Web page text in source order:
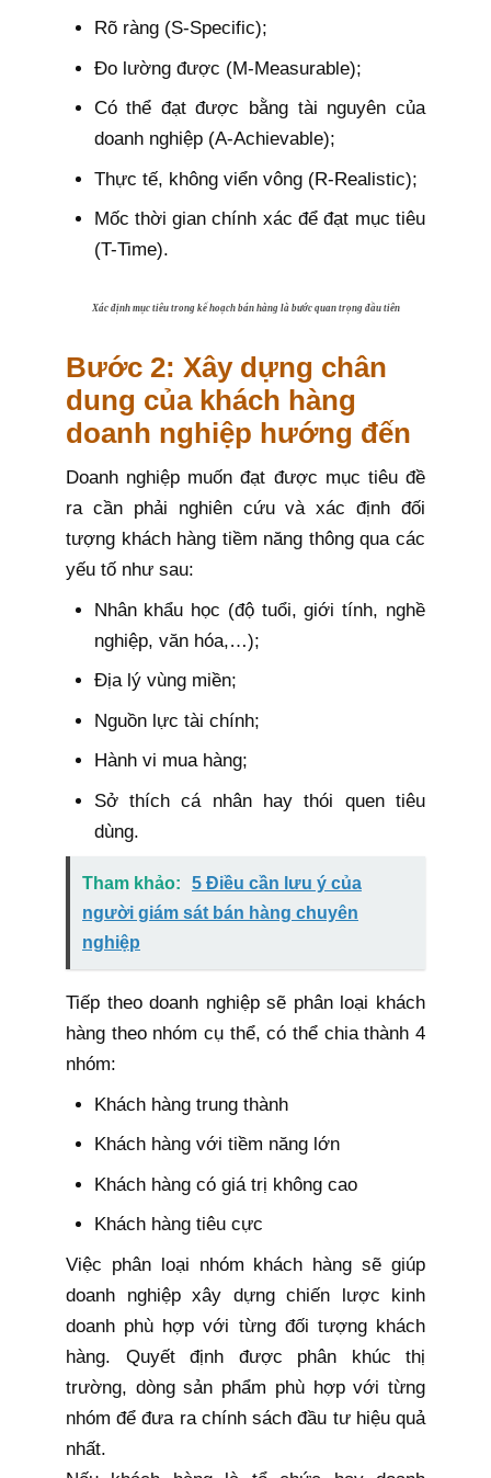
Rõ ràng (S-Specific);
Đo lường được (M-Measurable);
Có thể đạt được bằng tài nguyên của
doanh nghiệp (A-Achievable);
Thực tế, không viển vông (R-Realistic);
Mốc thời gian chính xác để đạt mục tiêu
(T-Time).
Xác định mục tiêu trong kế hoạch bán hàng là bước quan trọng đầu tiên
Bước 2: Xây dựng chân
dung của khách hàng
doanh nghiệp hướng đến
Doanh nghiệp muốn đạt được mục tiêu đề
ra cần phải nghiên cứu và xác định đối
tượng khách hàng tiềm năng thông qua các
yếu tố như sau:
Nhân khẩu học (độ tuổi, giới tính, nghề
nghiệp, văn hóa,…);
Địa lý vùng miền;
Nguồn lực tài chính;
Hành vi mua hàng;
Sở thích cá nhân hay thói quen tiêu
dùng.
Tham khảo:
5 Điều cần lưu ý của
người giám sát bán hàng chuyên
nghiệp
Tiếp theo doanh nghiệp sẽ phân loại khách
hàng theo nhóm cụ thể, có thể chia thành 4
nhóm:
Khách hàng trung thành
Khách hàng với tiềm năng lớn
Khách hàng có giá trị không cao
Khách hàng tiêu cực
Việc phân loại nhóm khách hàng sẽ giúp
doanh nghiệp xây dựng chiến lược kinh
doanh phù hợp với từng đối tượng khách
hàng. Quyết định được phân khúc thị
trường, dòng sản phẩm phù hợp với từng
nhóm để đưa ra chính sách đầu tư hiệu quả
nhất.